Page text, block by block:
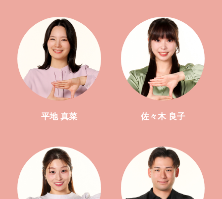
平地 真菜 佐々木 良子